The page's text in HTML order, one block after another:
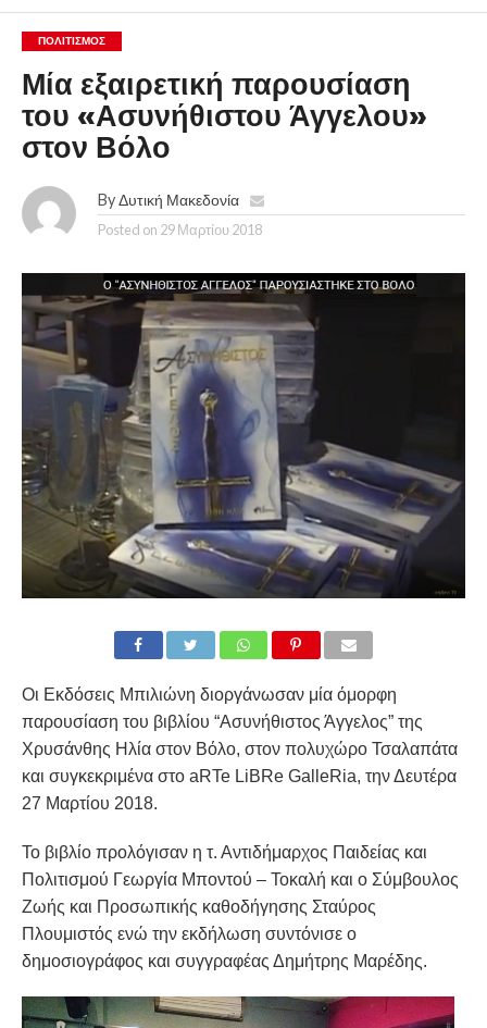
ΠΟΛΙΤΙΣΜΌΣ
Μία εξαιρετική παρουσίαση
του «Ασυνήθιστου Άγγελου»
στον Βόλο
By Δυτική Μακεδονία
Posted on 29 Μαρτίου 2018
Οι Εκδόσεις Μπιλιώνη διοργάνωσαν μία όμορφη
παρουσίαση του βιβλίου “Ασυνήθιστος Άγγελος” της
Χρυσάνθης Ηλία στον Βόλο, στον πολυχώρο Τσαλαπάτα
και συγκεκριμένα στο aRTe LiBRe GalleRia, την Δευτέρα
27 Μαρτίου 2018.
Το βιβλίο προλόγισαν η τ. Αντιδήμαρχος Παιδείας και
Πολιτισμού Γεωργία Μποντού – Τοκαλή και ο Σύμβουλος
Ζωής και Προσωπικής καθοδήγησης Σταύρος
Πλουμιστός ενώ την εκδήλωση συντόνισε ο
δημοσιογράφος και συγγραφέας Δημήτρης Μαρέδης.